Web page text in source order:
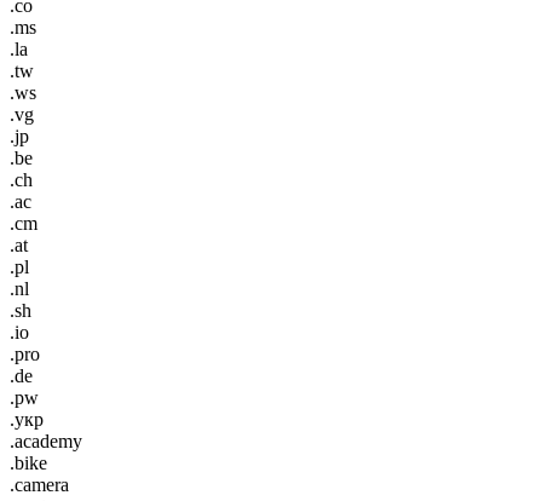
.co
.ms
.la
.tw
.ws
.vg
.jp
.be
.ch
.ac
.cm
.at
.pl
.nl
.sh
.io
.pro
.de
.pw
.укр
.academy
.bike
.camera